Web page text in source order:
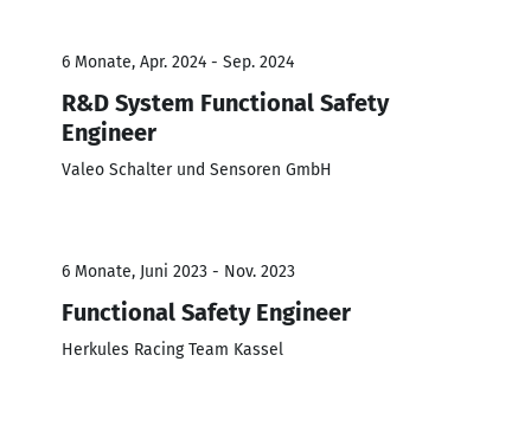
6 Monate, Apr. 2024 - Sep. 2024
R&D System Functional Safety
Engineer
Valeo Schalter und Sensoren GmbH
6 Monate, Juni 2023 - Nov. 2023
Functional Safety Engineer
Herkules Racing Team Kassel